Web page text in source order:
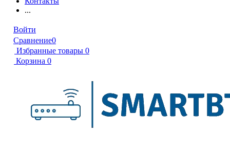
...
Войти
Сравнение0
Избранные товары 0
Корзина 0